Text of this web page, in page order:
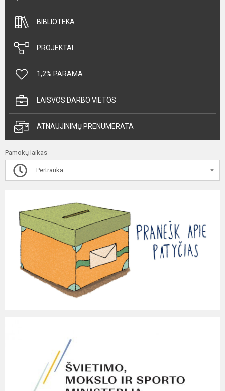
BIBLIOTEKA
PROJEKTAI
1,2% PARAMA
LAISVOS DARBO VIETOS
ATNAUJINIMŲ PRENUMERATA
Pamokų laikas
Pertrauka